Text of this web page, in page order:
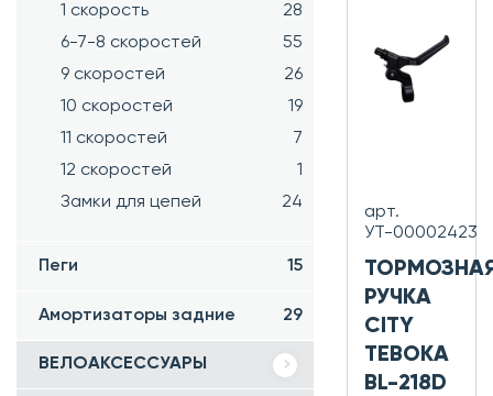
1 скорость
28
6-7-8 скоростей
55
9 скоростей
26
10 скоростей
19
11 скоростей
7
12 скоростей
1
Замки для цепей
24
Пеги 15
Амортизаторы задние 29
ВЕЛОАКСЕССУАРЫ
арт.
УТ-00002423
РУЧКА
CITY
TEBOKA
BL-218D